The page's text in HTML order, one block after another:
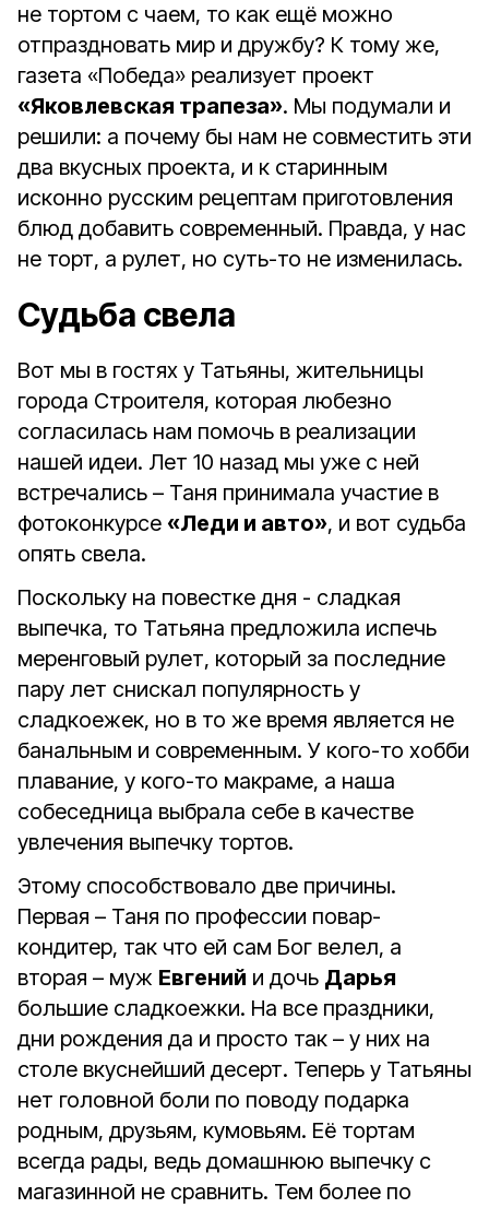
не тортом с чаем, то как ещё можно
отпраздновать мир и дружбу? К тому же,
газета «Победа» реализует проект
«Яковлевская трапеза». Мы подумали и
решили: а почему бы нам не совместить эти
два вкусных проекта, и к старинным
исконно русским рецептам приготовления
блюд добавить современный. Правда, у нас
не торт, а рулет, но суть-то не изменилась.
Судьба свела
Вот мы в гостях у Татьяны, жительницы
города Строителя, которая любезно
согласилась нам помочь в реализации
нашей идеи. Лет 10 назад мы уже с ней
встречались – Таня принимала участие в
фотоконкурсе «Леди и авто», и вот судьба
опять свела.
Поскольку на повестке дня - сладкая
выпечка, то Татьяна предложила испечь
меренговый рулет, который за последние
пару лет снискал популярность у
сладкоежек, но в то же время является не
банальным и современным. У кого-то хобби
плавание, у кого-то макраме, а наша
собеседница выбрала себе в качестве
увлечения выпечку тортов.
Этому способствовало две причины.
Первая – Таня по профессии повар-
кондитер, так что ей сам Бог велел, а
вторая – муж Евгений и дочь Дарья
большие сладкоежки. На все праздники,
дни рождения да и просто так – у них на
столе вкуснейший десерт. Теперь у Татьяны
нет головной боли по поводу подарка
родным, друзьям, кумовьям. Её тортам
всегда рады, ведь домашнюю выпечку с
магазинной не сравнить. Тем более по